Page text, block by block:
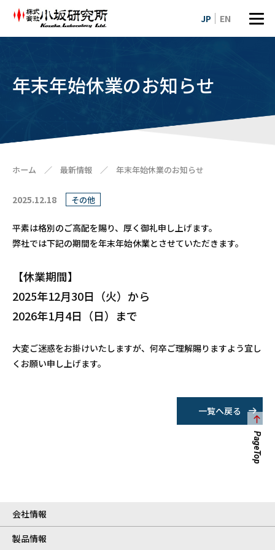
JP EN
年末年始休業のお知らせ
ホーム ／ 最新情報 ／ 年末年始休業のお知らせ
2025.12.18 その他
平素は格別のご高配を賜り、厚く御礼申し上げます。
弊社では下記の期間を年末年始休業とさせていただきます。
【休業期間】
2025年12月30日（火）から
2026年1月4日（日）まで
大変ご迷惑をお掛けいたしますが、何卒ご理解賜りますよう宜し
くお願い申し上げます。
一覧へ戻る
PageTop
会社情報
製品情報